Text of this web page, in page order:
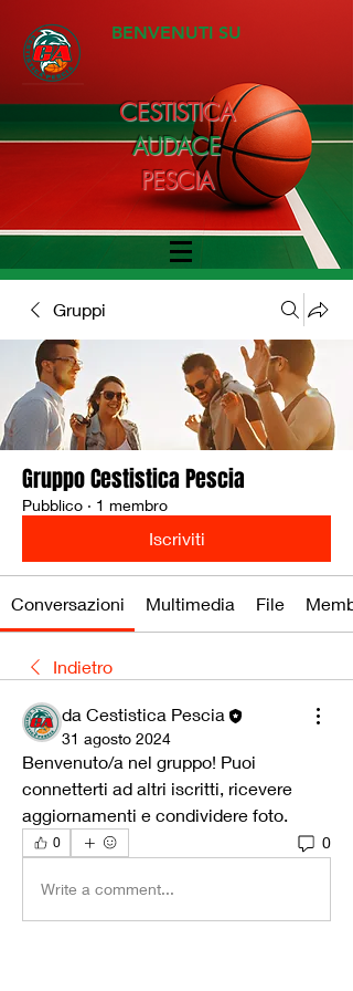
BENVENUTI SU
CESTISTICA
AUDACE
PESCIA
Gruppi
Gruppo Cestistica Pescia
Pubblico · 1 membro
Iscriviti
Conversazioni Multimedia File
Indietro
da Cestistica Pescia
31 agosto 2024
Benvenuto/a nel gruppo! Puoi
connetterti ad altri iscritti, ricevere
aggiornamenti e condividere foto.
0 0
Write a comment...